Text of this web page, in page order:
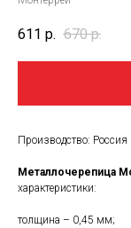
611 р. 670 р.
Производство: Россия
Металлочерепица
характеристики:
толщина – 0,45 мм;